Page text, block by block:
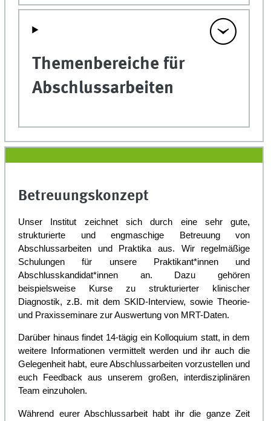
Themenbereiche für
Abschlussarbeiten
Betreuungskonzept
Unser Institut zeichnet sich durch eine sehr gute,
strukturierte und engmaschige Betreuung von
Abschlussarbeiten und Praktika aus. Wir regelmäßige
Schulungen für unsere Praktikant*innen und
Abschlusskandidat*innen an. Dazu gehören
beispielsweise Kurse zu strukturierter klinischer
Diagnostik, z.B. mit dem SKID-Interview, sowie Theorie-
und Praxisseminare zur Auswertung von MRT-Daten.
Darüber hinaus findet 14-tägig ein Kolloquium statt, in dem
weitere Informationen vermittelt werden und ihr auch die
Gelegenheit habt, eure Abschlussarbeiten vorzustellen und
euch Feedback aus unserem großen, interdisziplinären
Team einzuholen.
Während eurer Abschlussarbeit habt ihr die ganze Zeit